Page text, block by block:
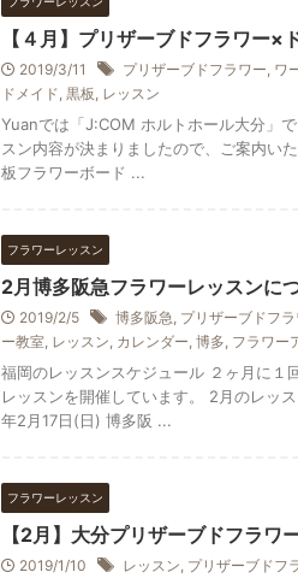
【４月】プリザーブドフラワー×
2019/3/11 プリザーブドフラワー ワ
ドメイド 黒板 レッスン
Yuanでは「J:COM ホルトホール大分」
スン内容が決まりましたので、ご案内い
板フラワーボード ...
フラワーレッスン
2月博多阪急フラワーレッスンに
2019/2/5 博多阪急 プリザーブドフラ
ー教室 レッスン カレンダー 博多 フラワー
福岡のレッスンスケジュール ２ヶ月に１
レッスンを開催しています。 2月のレッ
年2月17日(日) 博多阪 ...
フラワーレッスン
【2月】大分プリザーブドフラワ
2019/1/10 レッスン プリザーブドフ